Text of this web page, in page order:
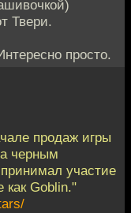
Твери.
просто.
продаж игры
черным
участие
как Goblin."